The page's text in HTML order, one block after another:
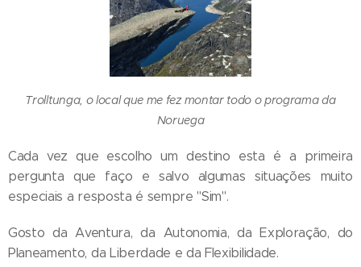
Trolltunga, o local que me fez montar todo o programa da
Noruega
Cada vez que escolho um destino esta é a primeira
pergunta que faço e salvo algumas situações muito
especiais a resposta é sempre "Sim".
Gosto da Aventura, da Autonomia, da Exploração, do
Planeamento, da Liberdade e da Flexibilidade.